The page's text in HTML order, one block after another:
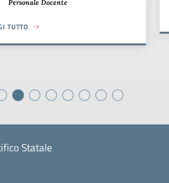
LA SCIENZA
Statale